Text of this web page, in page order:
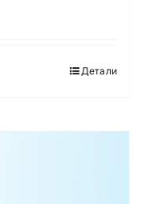
Детали